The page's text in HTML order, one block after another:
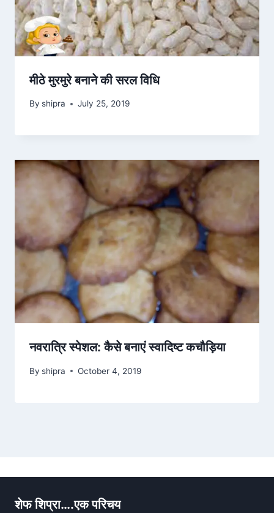
मीठे मुरमुरे बनाने की सरल विधि
By shipra July 25, 2019
नवरात्रि स्पेशल: कैसे बनाएं स्वादिष्ट कचौड़िया
By shipra October 4, 2019
शेफ शिप्रा….एक परिचय